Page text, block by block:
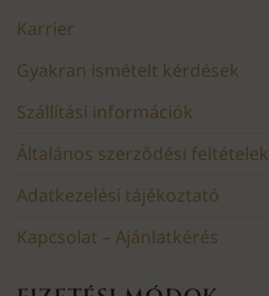
Karrier
Gyakran ismételt kérdések
Szállítási információk
Általános szerződési feltételek
Adatkezelési tájékoztató
Kapcsolat – Ajánlatkérés